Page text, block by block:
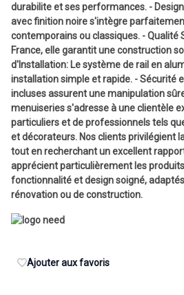
durabilite et ses performances. -
avec finition noire s'intègre
contemporains ou classiques. - Qualité
France, elle garantit une construction
d'Installation: Le système de rail en
installation simple et rapide. - Sécurité
incluses assurent une manipulation
menuiseries s'adresse à une clientèle
particuliers et de professionnels tels
et décorateurs. Nos clients privilégient
tout en recherchant un excellent
apprécient particulièrement les
fonctionnalité et design soigné,
rénovation ou de construction.
Ajouter aux favoris